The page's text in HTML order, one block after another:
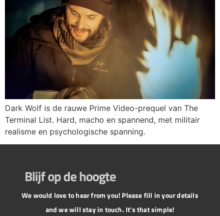
Dark Wolf is de rauwe Prime Video-prequel van The
Terminal List. Hard, macho en spannend, met militair
realisme en psychologische spanning.
Blijf op de hoogte
We would love to hear from you! Please fill in your details
and we will stay in touch. It's that simple!